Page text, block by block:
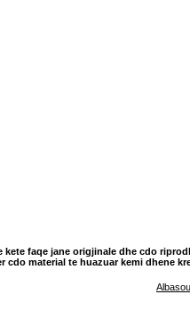
kete faqe jane origjinale dhe cdo
cdo material te huazuar kemi dhene